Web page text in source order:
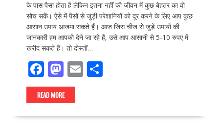
के पास पैसा होता है लेकिन इतना नहीं की जीवन में कुछ बेहतर का वो
सोच सकें। ऐसे में पैसों से जुड़ी परेशानियों को दूर करने के लिए आप कुछ
आसान उपाय आजमा सकते हैं। आज जिस चीज से जुड़ें उपायों की
जानकारी हम आपको देने जा रहे हैं, उसे आप आसानी से 5-10 रुपए में
खरीद सकते हैं। तो दोस्तों…
F
ac
e
b
M
as
to
d
E
l
S
e
READ MORE